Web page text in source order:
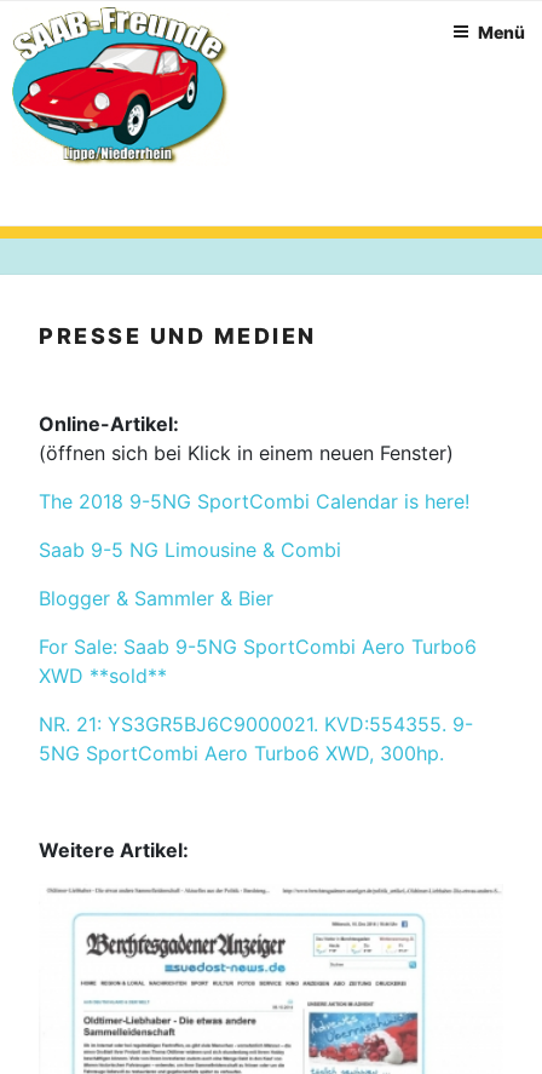
Inhalt
springen
Menü
PRESSE UND MEDIEN
Online-Artikel:
(öffnen sich bei Klick in einem neuen Fenster)
The 2018 9-5NG SportCombi Calendar is here!
Saab 9-5 NG Limousine & Combi
Blogger & Sammler & Bier
For Sale: Saab 9-5NG SportCombi Aero Turbo6
XWD **sold**
NR. 21: YS3GR5BJ6C9000021. KVD:554355. 9-
5NG SportCombi Aero Turbo6 XWD, 300hp.
Weitere Artikel: